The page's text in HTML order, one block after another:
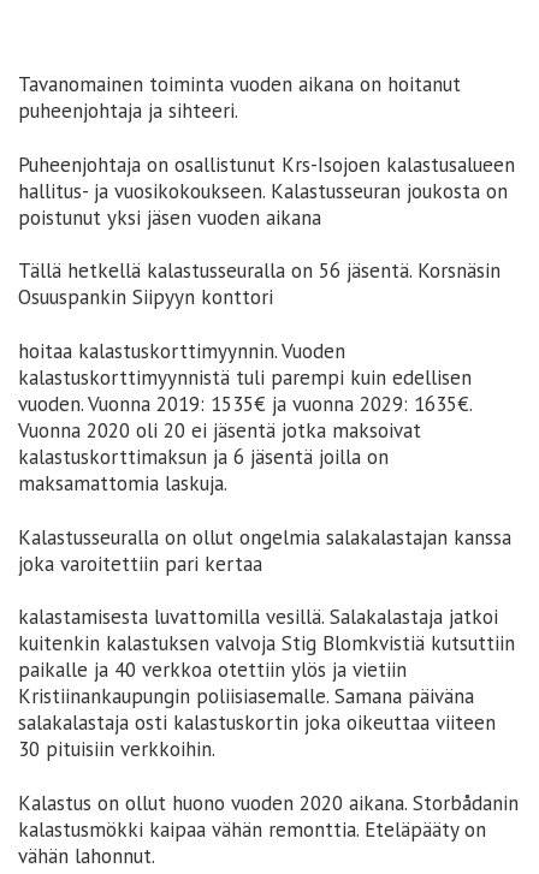
Tavanomainen toiminta vuoden aikana on hoitanut
puheenjohtaja ja sihteeri.
Puheenjohtaja on osallistunut Krs-Isojoen kalastusalueen
hallitus- ja vuosikokoukseen. Kalastusseuran joukosta on
poistunut yksi jäsen vuoden aikana
Tällä hetkellä kalastusseuralla on 56 jäsentä. Korsnäsin
Osuuspankin Siipyyn konttori
hoitaa kalastuskorttimyynnin. Vuoden
kalastuskorttimyynnistä tuli parempi kuin edellisen
vuoden. Vuonna 2019: 1535€ ja vuonna 2029: 1635€.
Vuonna 2020 oli 20 ei jäsentä jotka maksoivat
kalastuskorttimaksun ja 6 jäsentä joilla on
maksamattomia laskuja.
Kalastusseuralla on ollut ongelmia salakalastajan kanssa
joka varoitettiin pari kertaa
kalastamisesta luvattomilla vesillä. Salakalastaja jatkoi
kuitenkin kalastuksen valvoja Stig Blomkvistiä kutsuttiin
paikalle ja 40 verkkoa otettiin ylös ja vietiin
Kristiinankaupungin poliisiasemalle. Samana päiväna
salakalastaja osti kalastuskortin joka oikeuttaa viiteen
30 pituisiin verkkoihin.
Kalastus on ollut huono vuoden 2020 aikana. Storbådanin
kalastusmökki kaipaa vähän remonttia. Eteläpääty on
vähän lahonnut.